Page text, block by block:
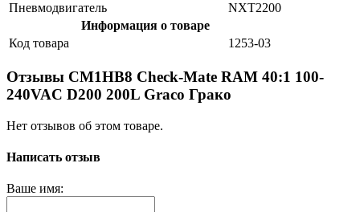
Пневмодвигатель
NXT2200
Информация о товаре
Код товара
1253-03
Отзывы CM1HB8 Check-Mate RAM 40:1 100-
240VAC D200 200L Graco Грако
Нет отзывов об этом товаре.
Написать отзыв
Ваше имя: